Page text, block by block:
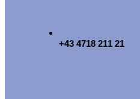
+43 4718 211 21